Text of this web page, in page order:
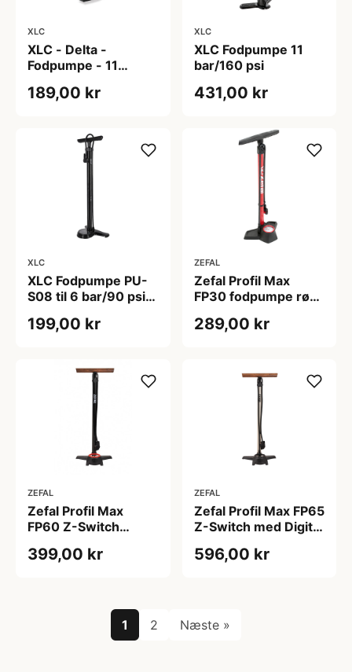
XLC
XLC - Delta -
Fodpumpe - 11
189,00 kr
XLC
XLC Fodpumpe 11
bar/160 psi
431,00 kr
XLC
XLC Fodpumpe PU-
S08 til 6 bar/90 psi
199,00 kr
ZEFAL
Zefal Profil Max
FP30 fodpumpe rød
Passer til alle
289,00 kr
ZEFAL
Zefal Profil Max
FP60 Z-Switch
399,00 kr
ZEFAL
Zefal Profil Max FP65
Z-Switch med Digital
596,00 kr
1 2 Næste »